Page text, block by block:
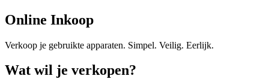
Online Inkoop
Verkoop je gebruikte apparaten. Simpel. Veilig. Eerlijk.
Wat wil je verkopen?